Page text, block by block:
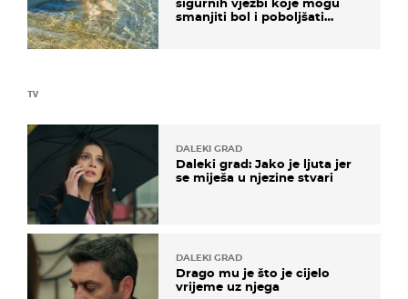
TV
DALEKI GRAD
Daleki grad: Jako je ljuta jer
se miješa u njezine stvari
DALEKI GRAD
Drago mu je što je cijelo
vrijeme uz njega
sigurnih vježbi koje mogu
smanjiti bol i poboljšati